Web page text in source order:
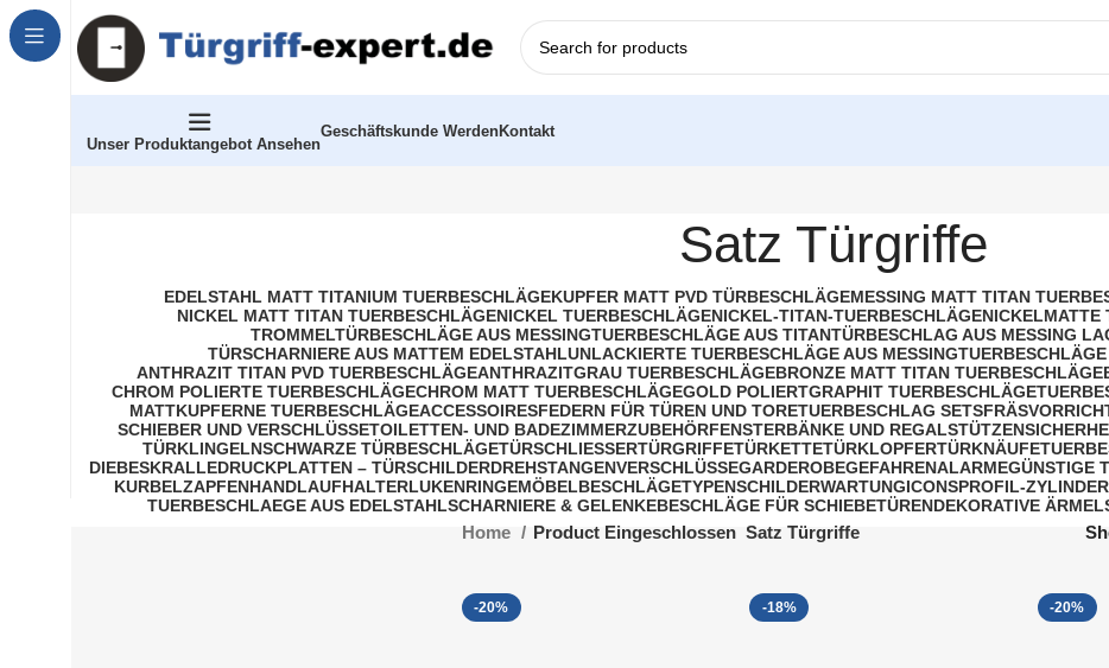
Unser Produktangebot Ansehen
Geschäftskunde WerdenKontakt
Satz Türgriffe
EDELSTAHL MATT TITANIUM TUERBESCHLÄGEKUPFER MATT PVD TÜRBESCHLÄGEMESSING MATT TITAN
NICKEL MATT TITAN TUERBESCHLÄGENICKEL TUERBESCHLÄGENICKEL-TITAN-TUERBESCHLÄGENICKELMATTE
TROMMELTÜRBESCHLÄGE AUS MESSINGTUERBESCHLÄGE AUS TITANTÜRBESCHLAG AUS MESSING
TÜRSCHARNIERE AUS MATTEM EDELSTAHLUNLACKIERTE TUERBESCHLÄGE AUS MESSING
ANTHRAZIT TITAN PVD TUERBESCHLÄGEANTHRAZITGRAU TUERBESCHLÄGEBRONZE MATT TITAN TUERBESCHLÄGE
CHROM POLIERTE TUERBESCHLÄGECHROM MATT TUERBESCHLÄGEGOLD POLIERTGRAPHIT TUERBESCHLÄGE
MATTKUPFERNE TUERBESCHLÄGEACCESSOIRESFEDERN FÜR TÜREN UND TORETUERBESCHLAG SETS
SCHIEBER UND VERSCHLÜSSETOILETTEN- UND BADEZIMMERZUBEHÖRFENSTERBÄNKE UND REGALSTÜTZEN
TÜRKLINGELNSCHWARZE TÜRBESCHLÄGETÜRSCHLIESSER TÜRGRIFFETÜRKETTETÜRKLOPFERTÜRKNÄUFE
DIEBESKRALLEDRUCKPLATTEN – TÜRSCHILDERDREHSTANGENVERSCHLÜSSEGARDEROBEGEFAHRENALARMEGÜNSTIGE
KURBELZAPFENHANDLAUFHALTERLUKENRINGEMÖBELBESCHLÄGETYPENSCHILDERWARTUNGICONSPROFIL-ZYLINDER
TUERBESCHLAEGE AUS EDELSTAHLSCHARNIERE & GELENKEBESCHLÄGE FÜR SCHIEBETÜRENDEKORATIVE ÄRMEL
Home Product Eingeschlossen Satz Türgriffe
-20% -18% -20%